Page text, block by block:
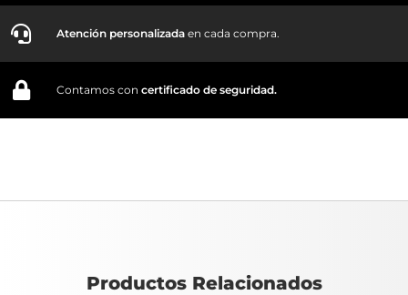
Atención personalizada en cada compra.
Contamos con certificado de seguridad.
Productos Relacionados